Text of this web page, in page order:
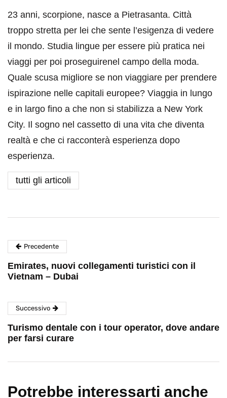
23 anni, scorpione, nasce a Pietrasanta. Città
troppo stretta per lei che sente l’esigenza di vedere
il mondo. Studia lingue per essere più pratica nei
viaggi per poi proseguirenel campo della moda.
Quale scusa migliore se non viaggiare per prendere
ispirazione nelle capitali europee? Viaggia in lungo
e in largo fino a che non si stabilizza a New York
City. Il sogno nel cassetto di una vita che diventa
realtà e che ci racconterà esperienza dopo
esperienza.
tutti gli articoli
Precedente
Emirates, nuovi collegamenti turistici con il
Vietnam – Dubai
Successivo
Turismo dentale con i tour operator, dove andare
per farsi curare
Potrebbe interessarti anche